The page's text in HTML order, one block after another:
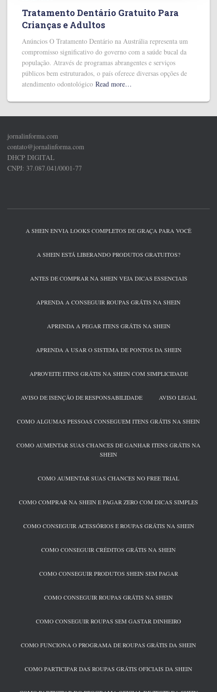
Tratamento Dentário Gratuito Para
Crianças e Adultos
Anúncios O Tratamento Dentário na Austrália representa um
compromisso significativo do governo com a saúde bucal da
população. Através de programas abrangentes e serviços
públicos bem estruturados, o país oferece diversas opções de
atendimento odontológico Read more…
jornalinforma.com
contato@jornalinforma.com
DHCP DIGITAL
CNPJ: 37.087.041/0001-77
A SHEIN ENVIA LOOKS COMPLETOS DE GRAÇA PARA VOCÊ
A SHEIN ESTÁ LIBERANDO PRODUTOS GRATUITOS?
ANTES DE COMPRAR NA SHEIN VEJA DICAS ESSENCIAIS
APRENDA A CONSEGUIR ROUPAS GRÁTIS NA SHEIN
APRENDA A PEGAR ITENS GRÁTIS NA SHEIN
APRENDA A USAR O SISTEMA DE PONTOS DA SHEIN
APROVEITE ITENS GRÁTIS NA SHEIN COM SIMPLICIDADE
AVISO DE ISENÇÃO DE RESPONSABILIDADE AVISO LEGAL
COMO ALGUMAS PESSOAS CONSEGUEM ITENS GRÁTIS NA SHEIN
COMO AUMENTAR SUAS CHANCES DE GANHAR ITENS GRÁTIS NA
SHEIN
COMO AUMENTAR SUAS CHANCES NO FREE TRIAL
COMO COMPRAR NA SHEIN E PAGAR ZERO COM DICAS SIMPLES
COMO CONSEGUIR ACESSÓRIOS E ROUPAS GRÁTIS NA SHEIN
COMO CONSEGUIR CRÉDITOS GRÁTIS NA SHEIN
COMO CONSEGUIR PRODUTOS SHEIN SEM PAGAR
COMO CONSEGUIR ROUPAS GRÁTIS NA SHEIN
COMO CONSEGUIR ROUPAS SEM GASTAR DINHEIRO
COMO FUNCIONA O PROGRAMA DE ROUPAS GRÁTIS DA SHEIN
COMO PARTICIPAR DAS ROUPAS GRÁTIS OFICIAIS DA SHEIN